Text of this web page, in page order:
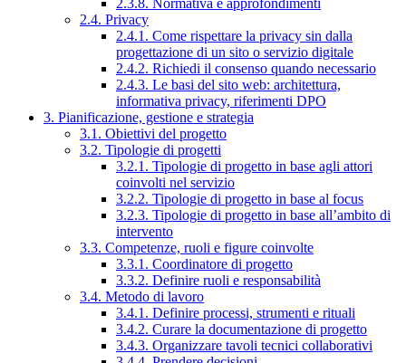
2.3.8. Normativa e approfondimenti
2.4. Privacy
2.4.1. Come rispettare la privacy sin dalla
progettazione di un sito o servizio digitale
2.4.2. Richiedi il consenso quando necessario
2.4.3. Le basi del sito web: architettura,
informativa privacy, riferimenti DPO
3. Pianificazione, gestione e strategia
3.1. Obiettivi del progetto
3.2. Tipologie di progetti
3.2.1. Tipologie di progetto in base agli attori
coinvolti nel servizio
3.2.2. Tipologie di progetto in base al focus
3.2.3. Tipologie di progetto in base all’ambito di
intervento
3.3. Competenze, ruoli e figure coinvolte
3.3.1. Coordinatore di progetto
3.3.2. Definire ruoli e responsabilità
3.4. Metodo di lavoro
3.4.1. Definire processi, strumenti e rituali
3.4.2. Curare la documentazione di progetto
3.4.3. Organizzare tavoli tecnici collaborativi